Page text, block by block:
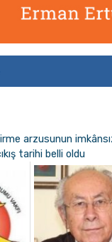
arzusunun
tarihi belli oldu